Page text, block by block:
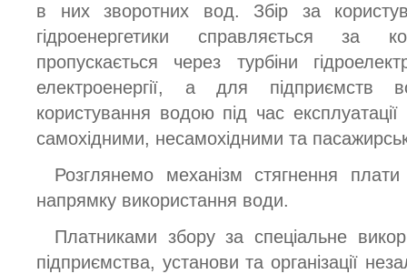
в них зворотних вод. Збір за
гідроенергетики справляється за
пропускається через турбіни
електроенергії, а для підприємств
користування водою під час
самохідними, несамохідними та
Розглянемо механізм стягнення
напрямку використання води.
Платниками збору за спеціальне
підприємства, установи та організації